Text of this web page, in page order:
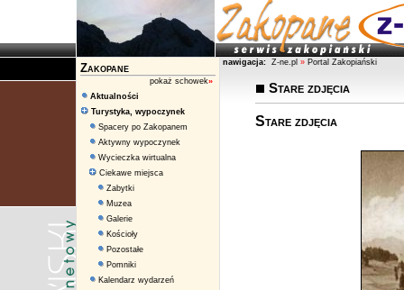
Zakopane
pokaż schowek»
Aktualności
Turystyka, wypoczynek
Spacery po Zakopanem
Aktywny wypoczynek
Wycieczka wirtualna
Ciekawe miejsca
Zabytki
Muzea
Galerie
Kościoły
Pozostałe
Pomniki
Kalendarz wydarzeń
nawigacja: Z-ne.pl » Portal Zakopiański
Stare zdjęcia
Stare zdjęcia